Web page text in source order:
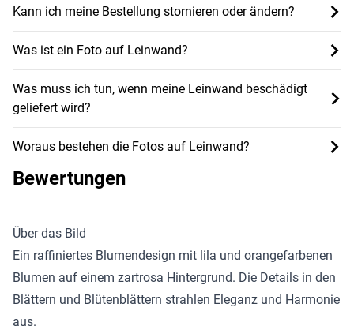
Kann ich meine Bestellung stornieren oder ändern?
Was ist ein Foto auf Leinwand?
Was muss ich tun, wenn meine Leinwand beschädigt
geliefert wird?
Woraus bestehen die Fotos auf Leinwand?
Bewertungen
Über das Bild
Ein raffiniertes Blumendesign mit lila und orangefarbenen
Blumen auf einem zartrosa Hintergrund. Die Details in den
Blättern und Blütenblättern strahlen Eleganz und Harmonie
aus.